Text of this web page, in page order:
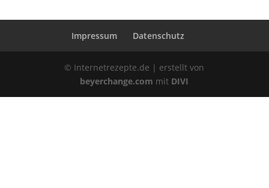
Impressum Datenschutz
© Internetrezepte.de | erstellt von
beyerchange.com mit DIVI